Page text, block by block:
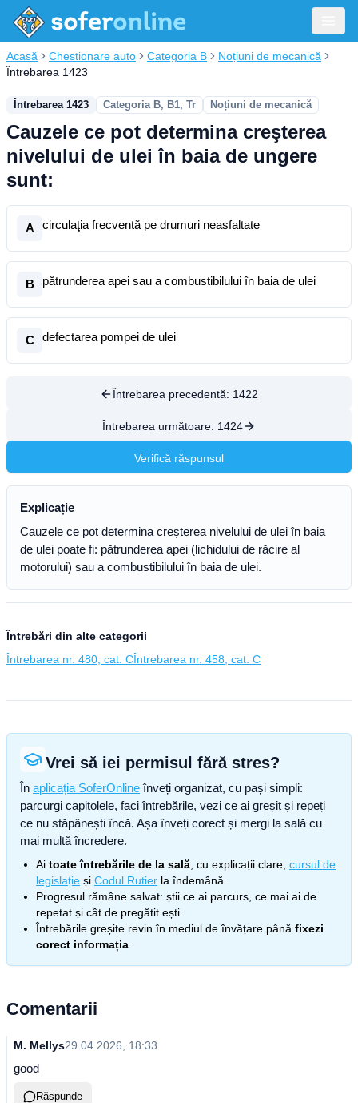
Acasă Chestionare auto Categoria B
Noțiuni de mecanică
Întrebarea 1423
Întrebarea 1423 Categoria B, B1, Tr Noțiuni de mecanică
Cauzele ce pot determina creşterea
nivelului de ulei în baia de ungere
sunt:
A circulaţia frecventă pe drumuri neasfaltate
B pătrunderea apei sau a combustibilului în baia de ulei
C defectarea pompei de ulei
Întrebarea precedentă: 1422
Întrebarea următoare: 1424
Verifică răspunsul
Explicație
Cauzele ce pot determina creșterea nivelului de ulei în baia
de ulei poate fi: pătrunderea apei (lichidului de răcire al
motorului) sau a combustibilului în baia de ulei.
Întrebări din alte categorii
Întrebarea nr. 480, cat. CÎntrebarea nr. 458, cat. C
Vrei să iei permisul fără stres?
În aplicația SoferOnline înveți organizat, cu pași simpli:
parcurgi capitolele, faci întrebările, vezi ce ai greșit și repeți
ce nu stăpânești încă. Așa înveți corect și mergi la sală cu
mai multă încredere.
Ai toate întrebările de la sală , cu explicații clare, cursul de
legislație și Codul Rutier la îndemână.
Progresul rămâne salvat: știi ce ai parcurs, ce mai ai de
repetat și cât de pregătit ești.
Întrebările greșite revin în mediul de învățare până fixezi
corect informația
Comentarii
M. Mellys29.04.2026, 18:33
good
Răspunde